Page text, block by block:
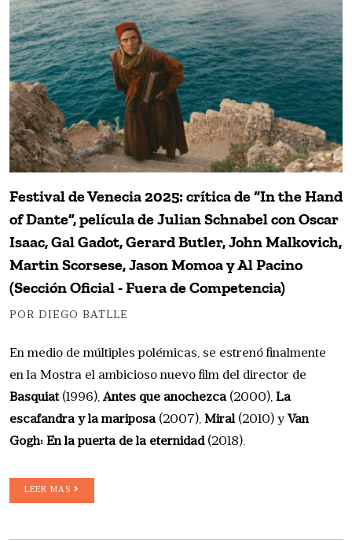
Festival de Venecia 2025: crítica de “In the Hand
of Dante”, película de Julian Schnabel con Oscar
Isaac, Gal Gadot, Gerard Butler, John Malkovich,
Martin Scorsese, Jason Momoa y Al Pacino
(Sección Oficial - Fuera de Competencia)
POR DIEGO BATLLE
En medio de múltiples polémicas, se estrenó finalmente
en la Mostra el ambicioso nuevo film del director de
Basquiat(1996), Antes que anochezca(2000), La
escafandra y la mariposa(2007), Miral(2010) y Van
Gogh: En la puerta de la eternidad(2018).
LEER MAS